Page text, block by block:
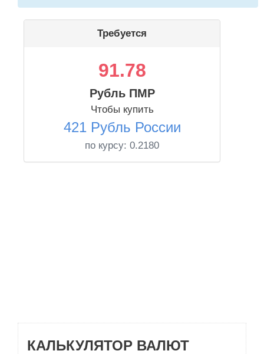
Требуется
91.78
Рубль ПМР
Чтобы купить
421 Рубль России
по курсу: 0.2180
КАЛЬКУЛЯТОР ВАЛЮТ